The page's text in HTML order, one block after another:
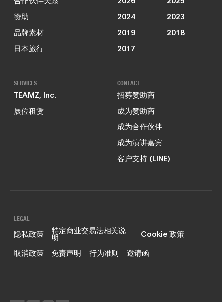
赞助
品牌素材
日本旅行
2024
2023
2019
2018
2017
SERVICES
TEAMZ, Inc.
展位租赁
CONTACT
招募赞助商
成为赞助商
成为合作伙伴
成为演讲嘉宾
客户支持 (LINE)
LEGAL
隐私政策 特定商业交易法相关说
明
Cookie 政策
取消政策
免责声明 行为准则 邀请函